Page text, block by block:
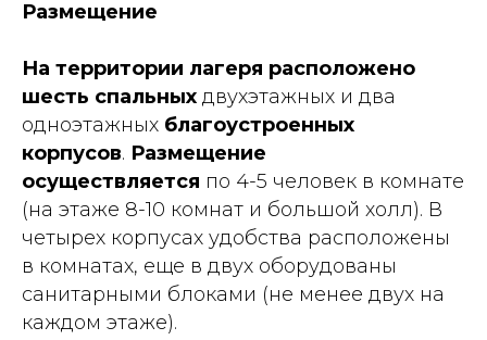
Размещение
На территории лагеря расположено
шесть спальных двухэтажных и два
одноэтажных благоустроенных
корпусов. Размещение
осуществляется по 4-5 человек в комнате
(на этаже 8-10 комнат и большой холл). В
четырех корпусах удобства расположены
в комнатах, еще в двух оборудованы
санитарными блоками (не менее двух на
каждом этаже).